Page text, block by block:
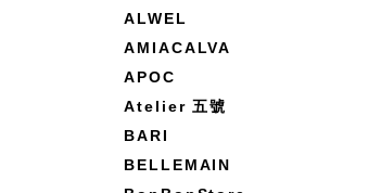
ALWEL
AMIACALVA
APOC
Atelier 五號
BARI
BELLEMAIN